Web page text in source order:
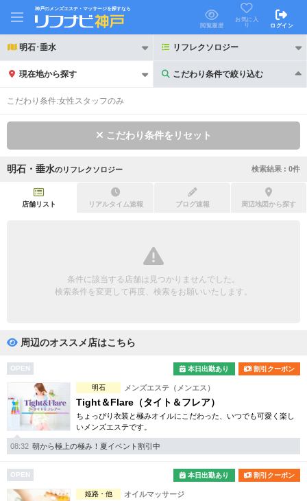
神戸のメンズエステ・マッサージを探すなら
閲覧履歴
お気に入
り
ログイン
明石･垂水 リフレクソロジー
現在地から探す こだわり条件で絞り込む
こだわり条件で絞り込む
初回割引あり リピーター割引あり
団体様歓迎
ペアルームあり
フットバスあり 岩盤浴あり
専用駐車場あり 有資格者在籍
日本人スタッフのみ 女性スタッフのみ
スタッフ指名可
駅から徒歩5分以内
こだわり条件:女性スタッフのみ
こだわり条件をリセット
明石・垂水のリフレクソロジー 検索結果 : 0件
店舗リスト リアルタイム速報 ブログ速報 周辺地図から探す
条件に該当する店舗は見つかりませんでした。
検索条件を変更して再度、検索をお願いいたします。
周辺のオススメ店はこちら
OPEN 本日出勤あり 割引クーポン
明石 メンズエステ（メンエス）
Tight＆Flare（タイト＆フレア）
ちょっぴり衣装と極みオイルにこだわった、いつでも可愛く楽し
いメンズエステです。
08:32 朝から極上の極み！夏イベント割引中
OPEN 本日出勤あり 割引クーポン
姫路・他 オイルマッサージ